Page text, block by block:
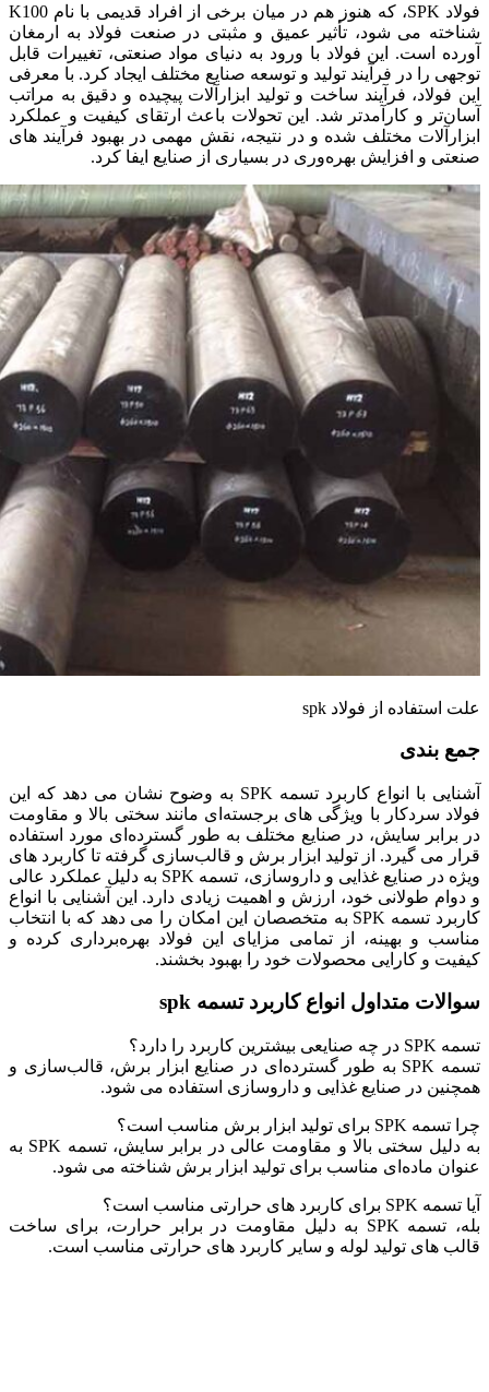
فولاد SPK، که هنوز هم در میان برخی از افراد قدیمی با نام K100
شناخته می ‌شود، تأثیر عمیق و مثبتی در صنعت فولاد به ارمغان
آورده است. این فولاد با ورود به دنیای مواد صنعتی، تغییرات قابل
توجهی را در فرآیند تولید و توسعه صنایع مختلف ایجاد کرد. با معرفی
این فولاد، فرآیند ساخت و تولید ابزارآلات پیچیده و دقیق به مراتب
آسان‌تر و کارآمدتر شد. این تحولات باعث ارتقای کیفیت و عملکرد
ابزارآلات مختلف شده و در نتیجه، نقش مهمی در بهبود فرآیند های
صنعتی و افزایش بهره‌وری در بسیاری از صنایع ایفا کرد.
علت استفاده از فولاد spk
جمع بندی
آشنایی با انواع کاربرد تسمه SPK به وضوح نشان می ‌دهد که این
فولاد سردکار با ویژگی ‌های برجسته‌ای مانند سختی بالا و مقاومت
در برابر سایش، در صنایع مختلف به طور گسترده‌ای مورد استفاده
قرار می ‌گیرد. از تولید ابزار برش و قالب‌سازی گرفته تا کاربرد های
ویژه در صنایع غذایی و داروسازی، تسمه SPK به دلیل عملکرد عالی
و دوام طولانی خود، ارزش و اهمیت زیادی دارد. این آشنایی با انواع
کاربرد تسمه SPK به متخصصان این امکان را می ‌دهد که با انتخاب
مناسب و بهینه، از تمامی مزایای این فولاد بهره‌برداری کرده و
کیفیت و کارایی محصولات خود را بهبود بخشند.
سوالات متداول انواع کاربرد تسمه spk
تسمه SPK در چه صنایعی بیشترین کاربرد را دارد؟
تسمه SPK به ‌طور گسترده‌ای در صنایع ابزار برش، قالب‌سازی و
همچنین در صنایع غذایی و داروسازی استفاده می ‌شود.
چرا تسمه SPK برای تولید ابزار برش مناسب است؟
به دلیل سختی بالا و مقاومت عالی در برابر سایش، تسمه SPK به
عنوان ماده‌ای مناسب برای تولید ابزار برش شناخته می ‌شود.
آیا تسمه SPK برای کاربرد های حرارتی مناسب است؟
بله، تسمه SPK به دلیل مقاومت در برابر حرارت، برای ساخت
قالب ‌های تولید لوله و سایر کاربرد های حرارتی مناسب است.